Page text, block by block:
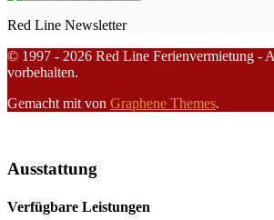
Red Line Newsletter
© 1997 - 2026 Red Line Ferienvermietung -
vorbehalten.
Gemacht mit von Graphene Themes.
Ausstattung
Verfügbare Leistungen